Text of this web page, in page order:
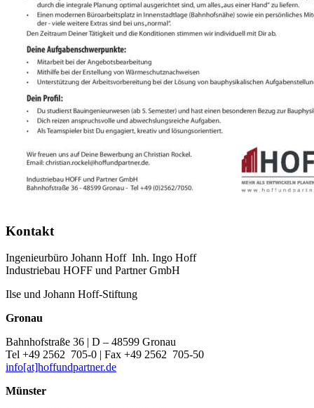
Kontakt
Ingenieurbüro Johann Hoff Inh. Ingo Hoff
Industriebau HOFF und Partner GmbH
Ilse und Johann Hoff-Stiftung
Gronau
Bahnhofstraße 36 | D – 48599 Gronau
Tel +49 2562 705-0 | Fax +49 2562 705-50
info[at]hoffundpartner.de
Münster